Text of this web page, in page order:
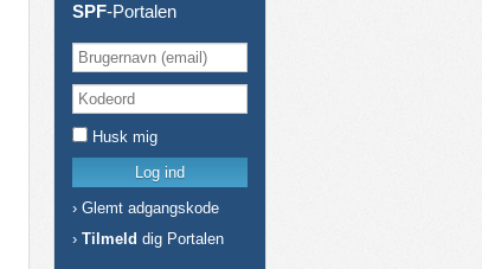
SPF-Portalen
Husk mig
› Glemt adgangskode
› Tilmeld dig Portalen